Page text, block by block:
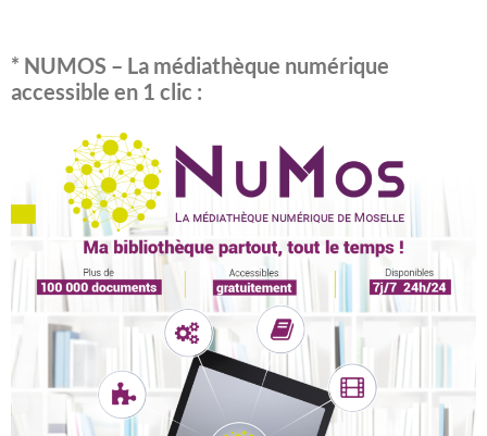
* NUMOS – La médiathèque numérique
accessible en 1 clic :